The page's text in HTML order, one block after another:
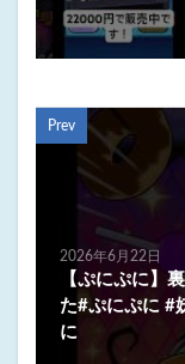
Prev
2026年6月22日
【ぷにぷに】
た#ぷにぷに #
に